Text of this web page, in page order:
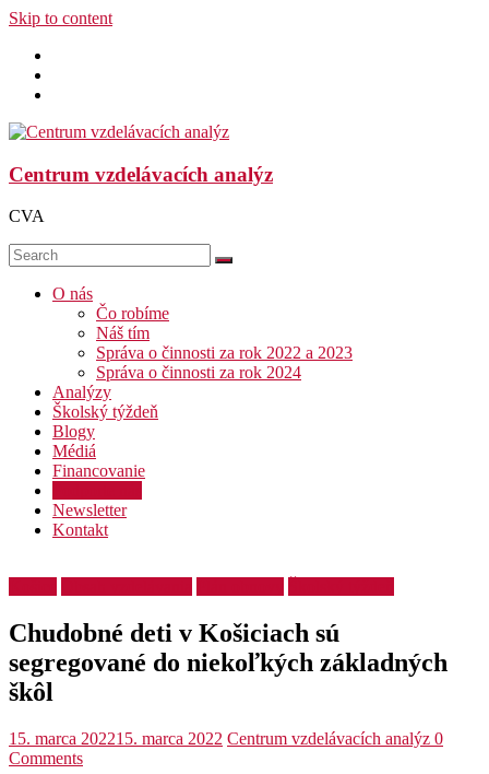
Skip to content
Centrum vzdelávacích analýz
CVA
O nás
Čo robíme
Náš tím
Správa o činnosti za rok 2022 a 2023
Správa o činnosti za rok 2024
Analýzy
Školský týždeň
Blogy
Médiá
Financovanie
Newsletter
Kontakt
Chudobné deti v Košiciach sú
segregované do niekoľkých základných
škôl
15. marca 202215. marca 2022 Centrum vzdelávacích analýz 0
Comments